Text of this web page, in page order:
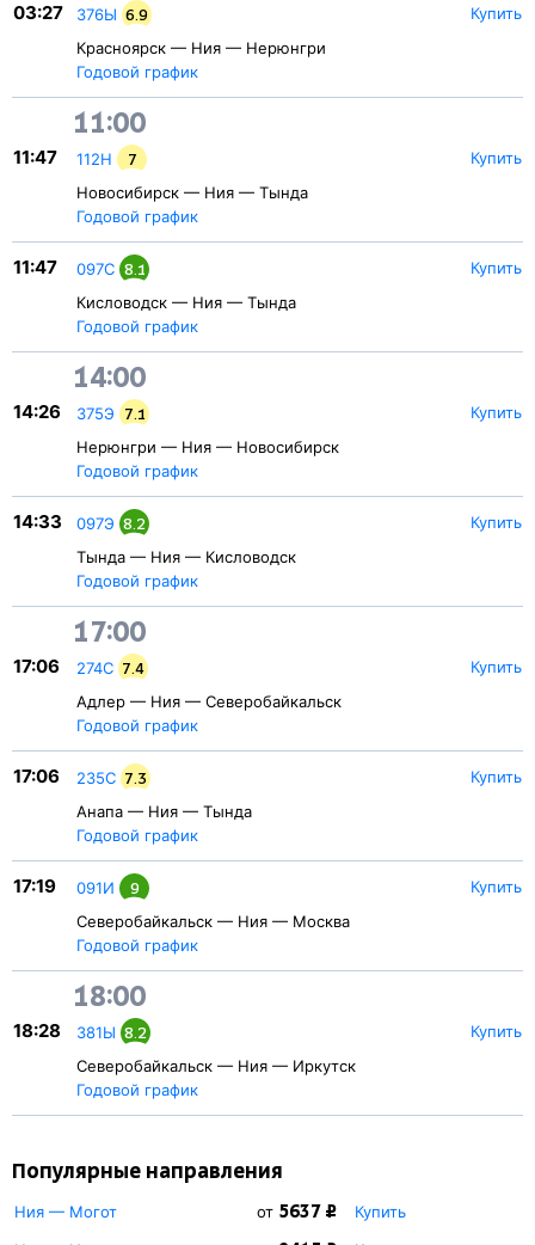
03:27 376Ы 6.9
Красноярск — Ния — Нерюнгри
Годовой график
Купить
11:00
11:47 112Н 7
Новосибирск — Ния — Тында
Годовой график
Купить
11:47 097С 8.1
Кисловодск — Ния — Тында
Годовой график
Купить
14:00
14:26 375Э 7.1
Нерюнгри — Ния — Новосибирск
Годовой график
Купить
14:33 097Э 8.2
Тында — Ния — Кисловодск
Годовой график
Купить
17:00
17:06 274С 7.4
Адлер — Ния — Северобайкальск
Годовой график
Купить
17:06 235С 7.3
Анапа — Ния — Тында
Годовой график
Купить
17:19 091И 9
Северобайкальск — Ния — Москва
Годовой график
Купить
18:00
18:28 381Ы 8.2
Северобайкальск — Ния — Иркутск
Годовой график
Купить
Популярные направления
Ния — Могот от 5637 ₽
Купить